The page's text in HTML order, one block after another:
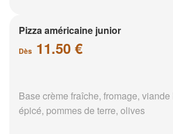
Pizza américaine junior
Dès 11.50 €
Base crème fraîche, fromage,
épicé, pommes de terre, olives